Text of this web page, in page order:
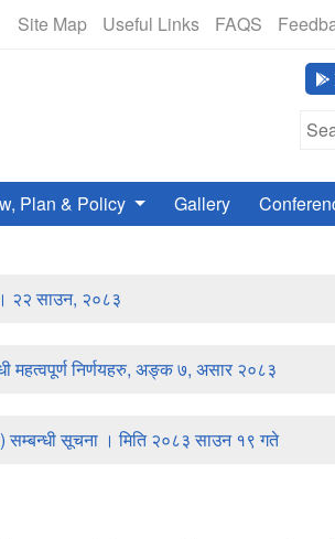
हटलाइन - +९७७-१-५०१०००० (२४सै घण्टा
Site Map Useful Links FAQS
Plan & Policy Gallery
२२ साउन, २०८३
महत्वपूर्ण निर्णयहरु, अङ्क ७, असार २०८३
सूचना । मिति २०८३ साउन १९ गते